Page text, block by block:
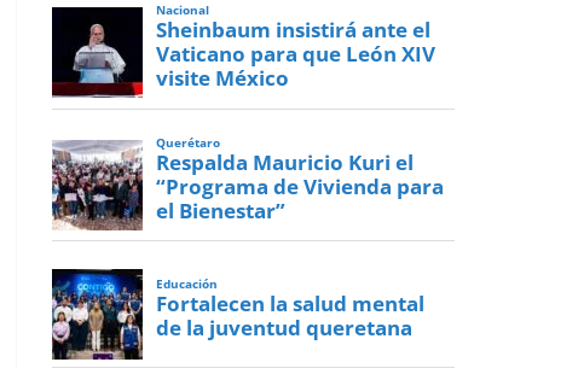
Nacional
Sheinbaum insistirá ante el
Vaticano para que León XIV
visite México
Querétaro
Respalda Mauricio Kuri el
“Programa de Vivienda para
el Bienestar”
Educación
Fortalecen la salud mental
de la juventud queretana